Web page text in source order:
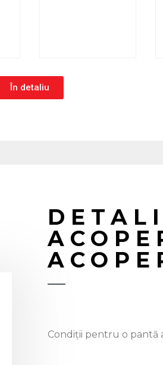
În detaliu
Condiții pentru o pantă